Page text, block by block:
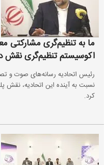
ما به تنظیم‌گری مشارکتی
اکوسیستم تنظیم‌گری نقش
رئیس اتحادیه رسانه‌های صوت و
نسبت به آینده این اتحادیه، نقش
کرد.